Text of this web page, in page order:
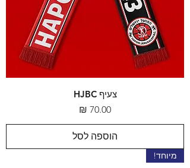
צעיף HJBC
מחיר
הוספה לסל
מיוחד!